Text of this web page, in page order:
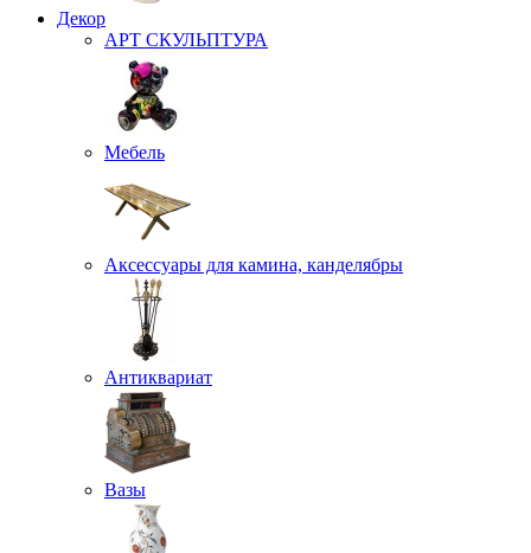
Декор
АРТ СКУЛЬПТУРА
Мебель
Аксессуары для камина, канделябры
Антиквариат
Вазы